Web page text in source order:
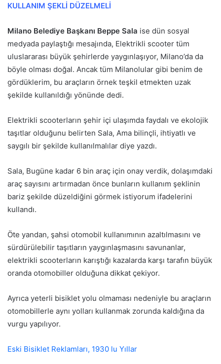
KULLANIM ŞEKLİ DÜZELMELİ
Milano Belediye Başkanı Beppe Sala ise dün sosyal
medyada paylaştığı mesajında, Elektrikli scooter tüm
uluslararası büyük şehirlerde yaygınlaşıyor, Milano’da da
böyle olması doğal. Ancak tüm Milanolular gibi benim de
gördüklerim, bu araçların örnek teşkil etmekten uzak
şekilde kullanıldığı yönünde dedi.
Elektrikli scooterların şehir içi ulaşımda faydalı ve ekolojik
taşıtlar olduğunu belirten Sala, Ama bilinçli, ihtiyatlı ve
saygılı bir şekilde kullanılmalılar diye yazdı.
Sala, Bugüne kadar 6 bin araç için onay verdik, dolaşımdaki
araç sayısını artırmadan önce bunların kullanım şeklinin
bariz şekilde düzeldiğini görmek istiyorum ifadelerini
kullandı.
Öte yandan, şahsi otomobil kullanımının azaltılmasını ve
sürdürülebilir taşıtların yaygınlaşmasını savunanlar,
elektrikli scooterların karıştığı kazalarda karşı tarafın büyük
oranda otomobiller olduğuna dikkat çekiyor.
Ayrıca yeterli bisiklet yolu olmaması nedeniyle bu araçların
otomobillerle aynı yolları kullanmak zorunda kaldığına da
vurgu yapılıyor.
Eski Bisiklet Reklamları, 1930 lu Yıllar